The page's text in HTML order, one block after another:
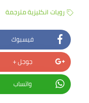
رويات انكليزية مترجمة
فيسبوك
جوجل +
واتساب